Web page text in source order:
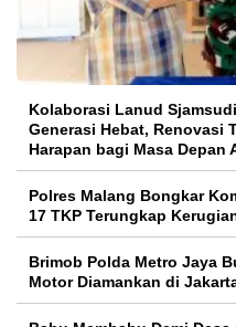
Kolaborasi Lanud
Generasi Hebat, Renovasi
Harapan bagi Masa Depan
Polres Malang Bongkar
17 TKP Terungkap
Brimob Polda Metro Jaya
Motor Diamankan di